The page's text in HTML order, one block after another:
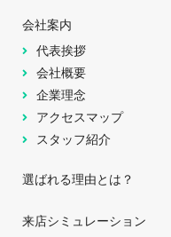
会社案内
代表挨拶
会社概要
企業理念
アクセスマップ
スタッフ紹介
選ばれる理由とは？
来店シミュレーション